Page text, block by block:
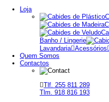
Loja
Banho / Lingerie
Lavandaria Acessórios
Quem Somos
Contactos
Tlf. 255 811 289
Tlm. 918 816 193